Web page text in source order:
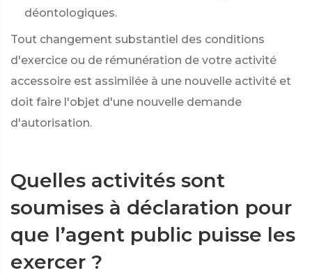
déontologiques.
Tout changement substantiel des conditions
d'exercice ou de rémunération de votre activité
accessoire est assimilée à une nouvelle activité et
doit faire l'objet d'une nouvelle demande
d'autorisation.
Quelles activités sont
soumises à déclaration pour
que l’agent public puisse les
exercer ?